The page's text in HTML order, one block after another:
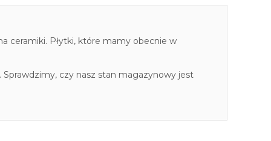
ceramiki. Płytki, które mamy obecnie w
. Sprawdzimy, czy nasz stan magazynowy jest